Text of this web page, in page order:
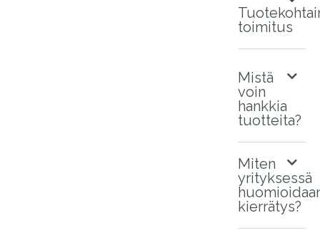
toimitus
Mistä
voin
hankkia
tuotteita?
Miten
yrityksessä
kierrätys?